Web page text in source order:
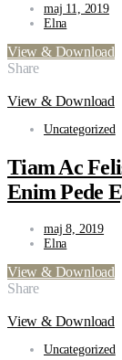
maj 11, 2019
Elna
View & Download
Share
View & Download
Uncategorized
Tiam Ac
Enim Pede
maj 8, 2019
Elna
View & Download
Share
View & Download
Uncategorized